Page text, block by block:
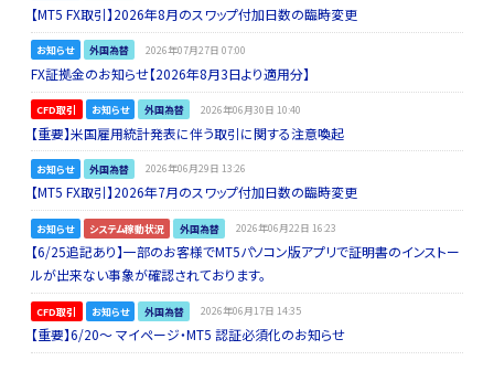
【MT5 FX取引】2026年8月のスワップ付加日数の臨時変更
お知らせ 外国為替 2026年07月27日 07:00
FX証拠金のお知らせ【2026年8月3日より適用分】
CFD取引 お知らせ 外国為替 2026年06月30日 10:40
【重要】米国雇用統計発表に伴う取引に関する注意喚起
お知らせ 外国為替 2026年06月29日 13:26
【MT5 FX取引】2026年7月のスワップ付加日数の臨時変更
お知らせ システム稼動状況 外国為替 2026年06月22日 16:23
【6/25追記あり】一部のお客様でMT5パソコン版アプリで証明書のインストー
ルが出来ない事象が確認されております。
CFD取引 お知らせ 外国為替 2026年06月17日 14:35
【重要】6/20～ マイページ・MT5 認証必須化のお知らせ